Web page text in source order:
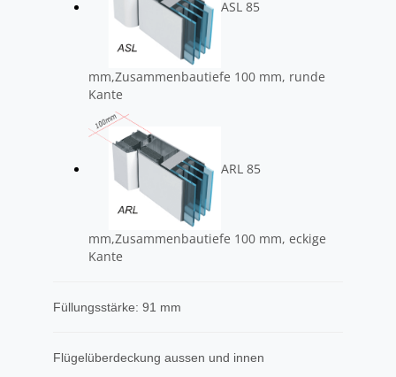
ASL 85
mm,Zusammenbautiefe 100 mm, runde
Kante
ARL 85
mm,Zusammenbautiefe 100 mm, eckige
Kante
Füllungsstärke: 91 mm
Flügelüberdeckung aussen und innen